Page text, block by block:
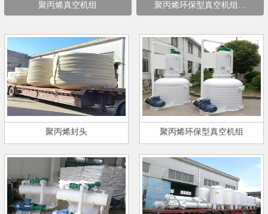
聚丙烯真空机组 聚丙烯环保型真空机组…
聚丙烯封头 聚丙烯环保型真空机组